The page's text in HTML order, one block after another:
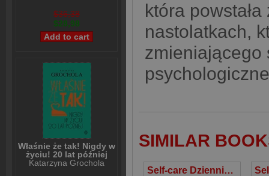
$36,38
$28,98
Właśnie że tak! Nigdy w
życiu! 20 lat później
Katarzyna Grochola
która
nastolatkach,
zmieniającego
SIMILAR
Self-care Dziennik rozwoju